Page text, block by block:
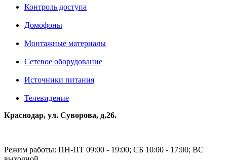
Контроль доступа
Домофоны
Монтажные материалы
Сетевое оборудование
Источники питания
Телевидение
Краснодар, ул. Суворова, д.26.
Режим работы: ПН-ПТ 09:00 - 19:00; СБ 10:00 - 17:00; ВС